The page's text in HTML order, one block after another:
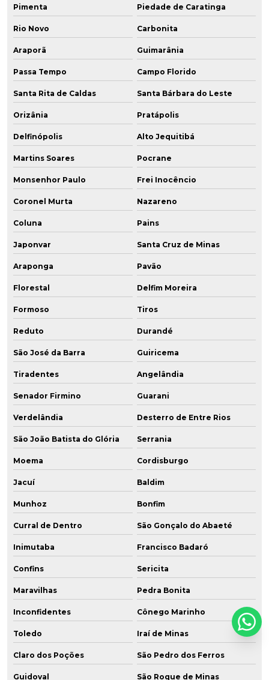
Pimenta Piedade de Caratinga
Rio Novo Carbonita
Araporã Guimarânia
Passa Tempo Campo Florido
Santa Rita de Caldas Santa Bárbara do Leste
Orizânia Pratápolis
Delfinópolis Alto Jequitibá
Martins Soares Pocrane
Monsenhor Paulo Frei Inocêncio
Coronel Murta Nazareno
Coluna Pains
Japonvar Santa Cruz de Minas
Araponga Pavão
Florestal Delfim Moreira
Formoso Tiros
Reduto Durandé
São José da Barra Guiricema
Tiradentes Angelândia
Senador Firmino Guarani
Verdelândia Desterro de Entre Rios
São João Batista do Glória Serrania
Moema Cordisburgo
Jacuí Baldim
Munhoz Bonfim
Curral de Dentro São Gonçalo do Abaeté
Inimutaba Francisco Badaró
Confins Sericita
Maravilhas Pedra Bonita
Inconfidentes Cônego Marinho
Toledo Iraí de Minas
Claro dos Poções São Pedro dos Ferros
Guidoval São Roque de Minas